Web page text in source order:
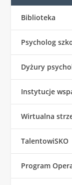
Biblioteka
Psycholog
Dyżury
Instytucje
Wirtualna
TalentowiSKO
Program